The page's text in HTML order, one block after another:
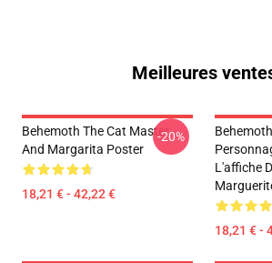
Meilleures
Behemoth The Cat Master
And Margarita Poster
18,21 € - 42,22 €
-20%
L'affiche
18,21 € -